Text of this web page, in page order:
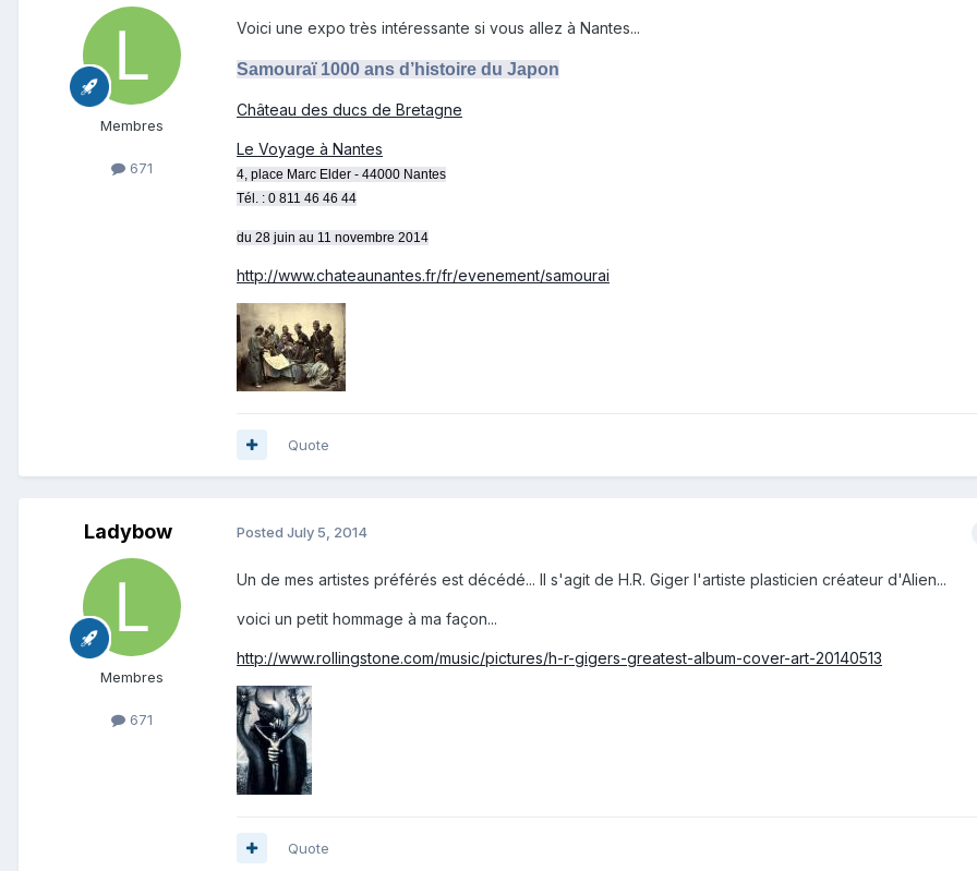
Membres
671
Voici une expo très intéressante si vous allez à Nantes...
Samouraï 1000 ans d’histoire du Japon
Château des ducs de Bretagne
Le Voyage à Nantes
4, place Marc Elder - 44000 Nantes
Tél. : 0 811 46 46 44
du 28 juin au 11 novembre 2014
http://www.chateaunantes.fr/fr/evenement/samourai
Quote
Ladybow
Membres
671
Posted July 5, 2014
Un de mes artistes préférés est décédé... Il s'agit de H.R. Giger l'artiste plasticien créateur d'Alien...
voici un petit hommage à ma façon...
http://www.rollingstone.com/music/pictures/h-r-gigers-greatest-album-cover-art-20140513
Quote